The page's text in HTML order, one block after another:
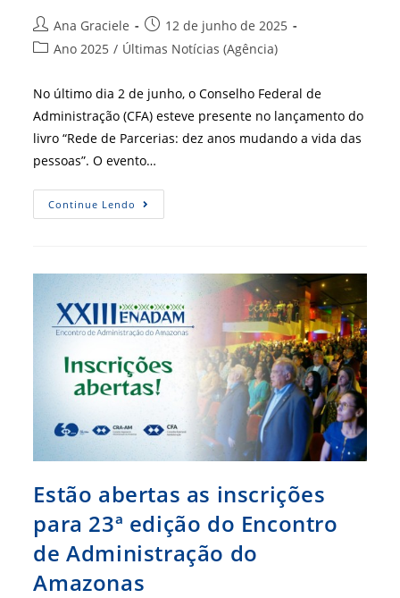
Autor
do
Ana Graciele
Post
publicado:
12 de junho de 2025
Categoria
post:
Ano 2025 / Últimas Notícias (Agência)
No último dia 2 de junho, o Conselho Federal de
Administração (CFA) esteve presente no lançamento do
livro “Rede de Parcerias: dez anos mudando a vida das
pessoas”. O evento…
Continue Lendo Rede
De
Capítulo
Dedicado
A
Contar
A
De
Cooperação
Com
O
Estão abertas as inscrições
para 23ª edição do Encontro
de Administração do
Amazonas